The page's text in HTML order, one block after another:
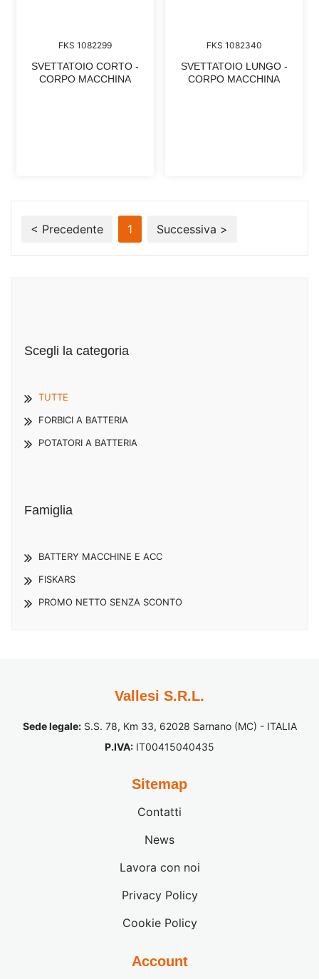
FKS 1082299
SVETTATOIO CORTO -
CORPO MACCHINA
FKS 1082340
SVETTATOIO LUNGO -
CORPO MACCHINA
< Precedente 1 Successiva >
Scegli la categoria
TUTTE
FORBICI A BATTERIA
POTATORI A BATTERIA
Famiglia
BATTERY MACCHINE E ACC
FISKARS
PROMO NETTO SENZA SCONTO
Vallesi S.R.L.
Sede legale:S.S. 78, Km 33, 62028 Sarnano (MC) - ITALIA
P.IVA: IT00415040435
Sitemap
Contatti
News
Lavora con noi
Privacy Policy
Cookie Policy
Account